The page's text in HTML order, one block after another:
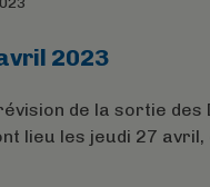
2023
de la sortie
lieu les jeudi 27 avril,